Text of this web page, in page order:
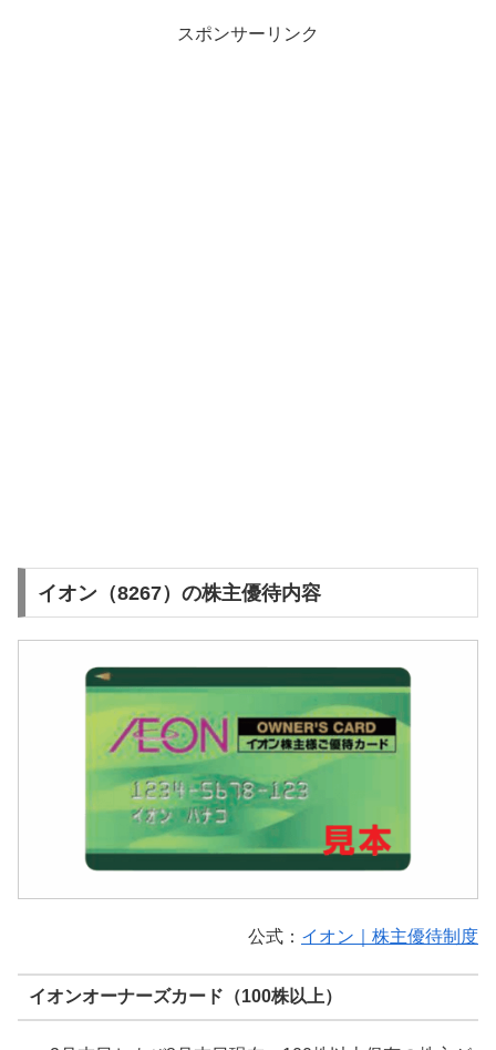
スポンサーリンク
イオン（8267）の株主優待内容
公式： イオン｜株主優待制度
イオンオーナーズカード（100株以上）